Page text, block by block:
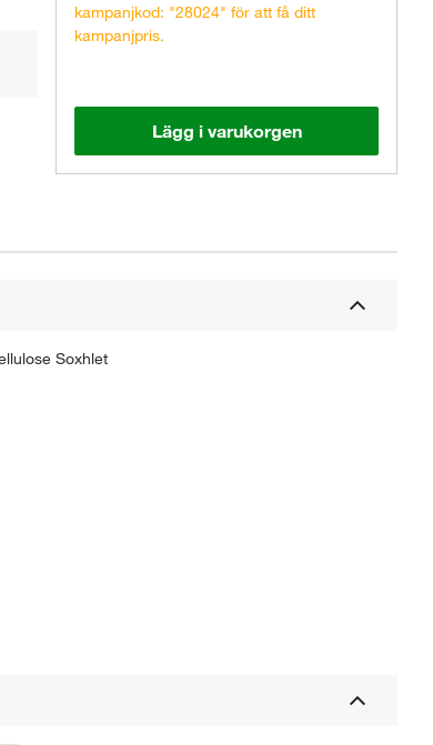
kampanjkod: "28024" för att få ditt
kampanjpris.
Lägg i varukorgen
Soxhlet